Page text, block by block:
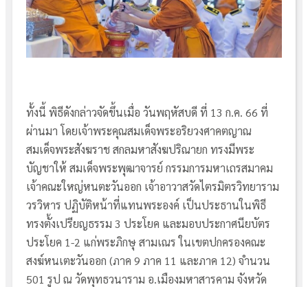
ทั้งนี้ พิธีดังกล่าวจัดขึ้นเมื่อ วันพฤหัสบดี ที่ 13 ก.ค. 66 ที่
ผ่านมา โดยเจ้าพระคุณสมเด็จพระอริยวงศาคตญาณ
สมเด็จพระสังฆราช สกลมหาสังฆปริณายก ทรงมีพระ
บัญชาให้ สมเด็จพระพุฒาจารย์ กรรมการมหาเถรสมาคม
เจ้าคณะใหญ่หนตะวันออก เจ้าอาวาสวัดไตรมิตรวิทยาราม
วรวิหาร ปฏิบัติหน้าที่แทนพระองค์ เป็นประธานในพิธี
ทรงตั้งเปรียญธรรม 3 ประโยค และมอบประกาศนียบัตร
ประโยค 1-2 แก่พระภิกษุ สามเณร ในเขตปกครองคณะ
สงฆ์หนเตะวันออก (ภาค 9 ภาค 11 และภาค 12) จำนวน
501 รูป ณ วัดพุทธวนาราม อ.เมืองมหาสารคาม จังหวัด